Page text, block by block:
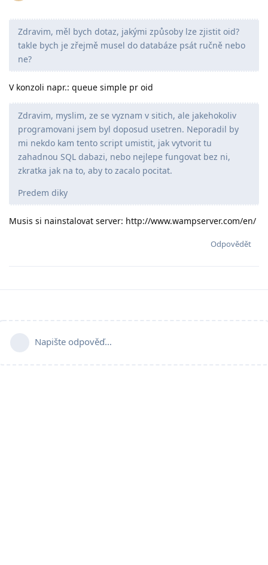
Zdravim, měl bych dotaz, jakými způsoby lze zjistit oid?
takle bych je zřejmě musel do databáze psát ručně nebo
ne?
V konzoli napr.: queue simple pr oid
Zdravim, myslim, ze se vyznam v sitich, ale jakehokoliv
programovani jsem byl doposud usetren. Neporadil by
mi nekdo kam tento script umistit, jak vytvorit tu
zahadnou SQL dabazi, nebo nejlepe fungovat bez ni,
zkratka jak na to, aby to zacalo pocitat.
Predem diky
Musis si nainstalovat server: http://www.wampserver.com/en/
Odpovědět
Napište odpověď…